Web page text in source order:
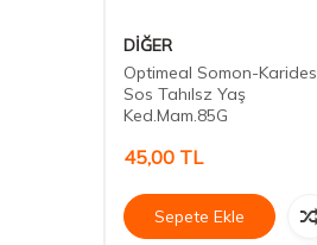
DİĞER
Optimeal Somon-Karides
Sos Tahılsz Yaş
Ked.Mam.85G
45,00 TL
Sepete Ekle